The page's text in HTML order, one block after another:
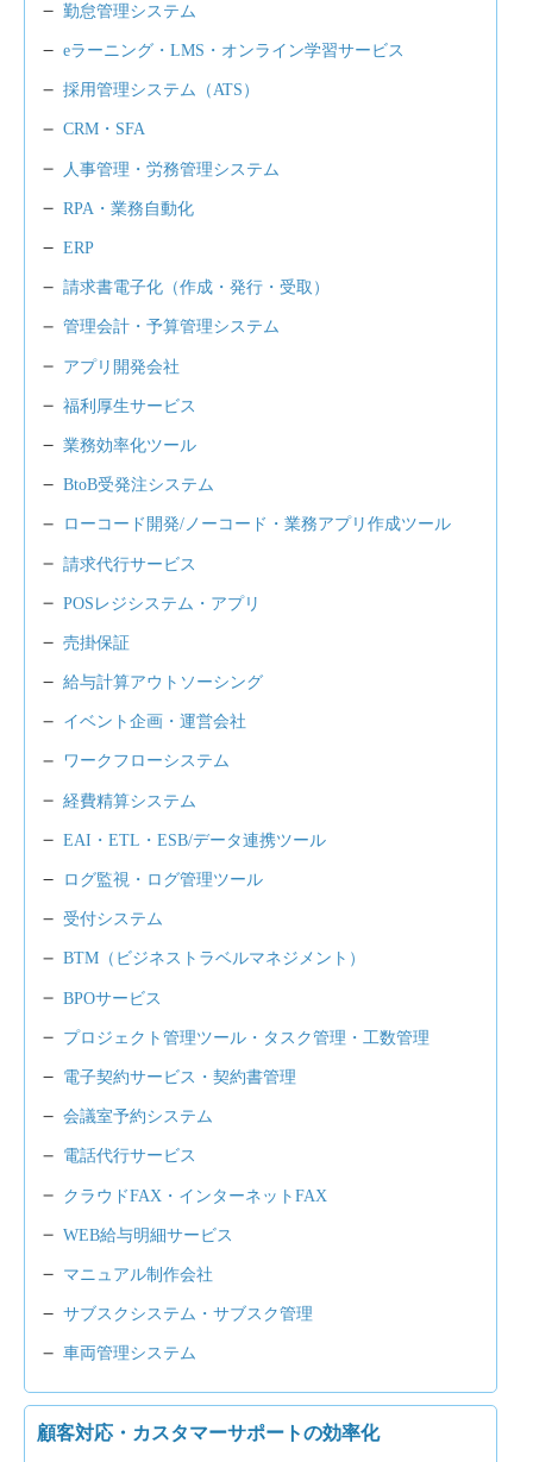
勤怠管理システム
eラーニング・LMS・オンライン学習サービス
採用管理システム（ATS）
CRM・SFA
人事管理・労務管理システム
RPA・業務自動化
ERP
請求書電子化（作成・発行・受取）
管理会計・予算管理システム
アプリ開発会社
福利厚生サービス
業務効率化ツール
BtoB受発注システム
ローコード開発/ノーコード・業務アプリ作成ツール
請求代行サービス
POSレジシステム・アプリ
売掛保証
給与計算アウトソーシング
イベント企画・運営会社
ワークフローシステム
経費精算システム
EAI・ETL・ESB/データ連携ツール
ログ監視・ログ管理ツール
受付システム
BTM（ビジネストラベルマネジメント）
BPOサービス
プロジェクト管理ツール・タスク管理・工数管理
電子契約サービス・契約書管理
会議室予約システム
電話代行サービス
クラウドFAX・インターネットFAX
WEB給与明細サービス
マニュアル制作会社
サブスクシステム・サブスク管理
車両管理システム
顧客対応・カスタマーサポートの効率化